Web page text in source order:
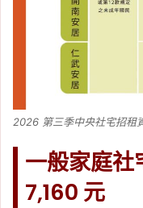
2026 第三季中央社宅招租
一般家庭社
7,160 元